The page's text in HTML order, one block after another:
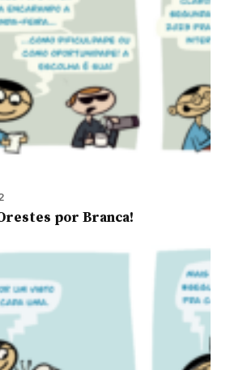
por Branca!